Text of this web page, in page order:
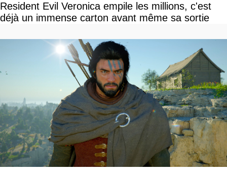
Resident Evil Veronica empile les millions, c'est
déjà un immense carton avant même sa sortie